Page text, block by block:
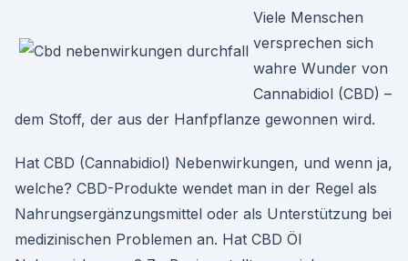
Viele Menschen
versprechen sich
wahre Wunder von
Cannabidiol (CBD) –
dem Stoff, der aus der Hanfpflanze gewon­nen wird.
Hat CBD (Cannabidiol) Nebenwirkungen, und wenn ja,
welche? CBD-Produkte wendet man in der Regel als
Nahrungsergänzungsmittel oder als Unterstützung bei
medizinischen Problemen an. Hat CBD Öl